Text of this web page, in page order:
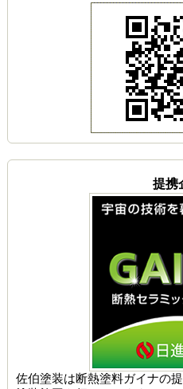
提携
佐伯塗装は断熱塗料ガイナの